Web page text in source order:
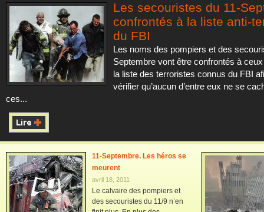
Les secouristes du 11-
confrontés à la liste anti-
du FBI
Les noms des pompiers et des
Septembre vont être confrontés à
la liste des terroristes connus du FBI
vérifier qu’aucun d’entre eux ne se
ces...
11-Septembre. Les héros se
meurent
avril 18, 2011
Le calvaire des pompiers et
des secouristes du 11/9 n’en